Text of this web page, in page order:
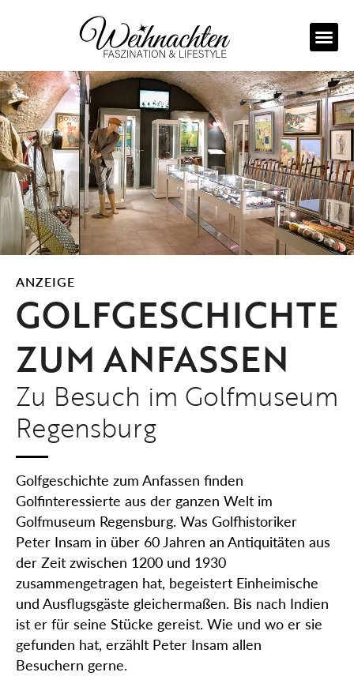
ANZEIGE
GOLFGESCHICHTE
ZUM ANFASSEN
Zu Besuch im Golfmuseum
Regensburg
Golfgeschichte zum Anfassen finden
Golfinteressierte aus der ganzen Welt im
Golfmuseum Regensburg. Was Golfhistoriker
Peter Insam in über 60 Jahren an Antiquitäten aus
der Zeit zwischen 1200 und 1930
zusammengetragen hat, begeistert Einheimische
und Ausflugsgäste gleichermaßen. Bis nach Indien
ist er für seine Stücke gereist. Wie und wo er sie
gefunden hat, erzählt Peter Insam allen
Besuchern gerne.